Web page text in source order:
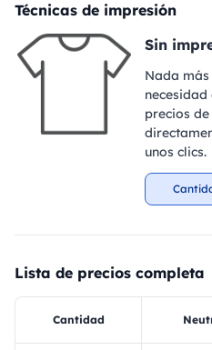
Técnicas de impresión
Sin
Nada
precios
unos clics.
Lista de precios completa
Cantidad